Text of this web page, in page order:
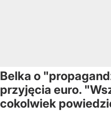
Belka o
przyjęcia euro.
cokolwiek